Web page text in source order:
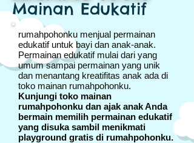
Mainan Edukatif
rumahpohonku menjual permainan
edukatif untuk bayi dan anak-anak.
Permainan edukatif mulai dari yang
umum sampai permainan yang unik
dan menantang kreatifitas anak ada di
toko mainan rumahpohonku.
Kunjungi toko mainan
rumahpohonku dan ajak anak Anda
bermain memilih permainan edukatif
yang disuka sambil menikmati
playground gratis di rumahpohonku.